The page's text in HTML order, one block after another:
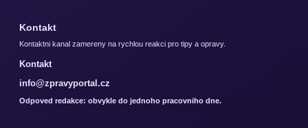
Kontakt
Kontaktni kanal zamereny na rychlou reakci pro tipy a opravy.
Kontakt
info@zpravyportal.cz
Odpoved redakce: obvykle do jednoho pracovniho dne.